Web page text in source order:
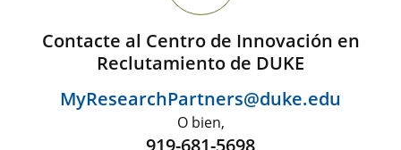
Contacte al Centro de Innovación en
Reclutamiento de DUKE
MyResearchPartners@duke.edu
O bien,
919-681-5698